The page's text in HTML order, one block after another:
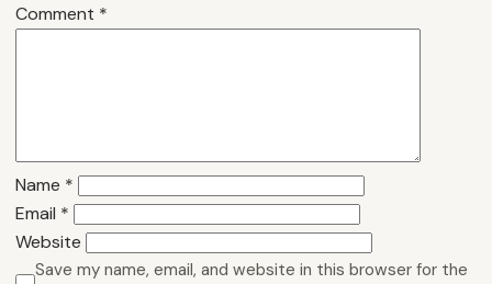
Comment *
Name *
Email *
Website
Save my name, email, and website in this browser for the